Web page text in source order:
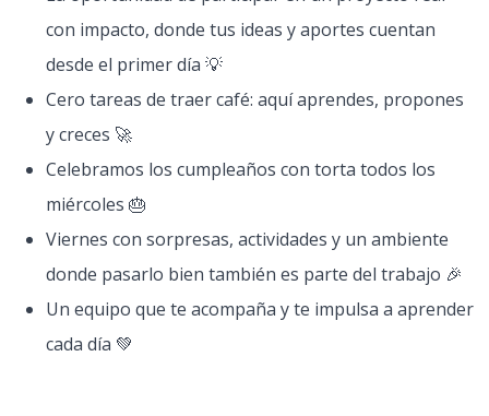
con impacto, donde tus ideas y aportes cuentan
desde el primer día 💡
Cero tareas de traer café: aquí aprendes, propones
y creces 🚀
Celebramos los cumpleaños con torta todos los
miércoles 🎂
Viernes con sorpresas, actividades y un ambiente
donde pasarlo bien también es parte del trabajo 🎉
Un equipo que te acompaña y te impulsa a aprender
cada día 💚